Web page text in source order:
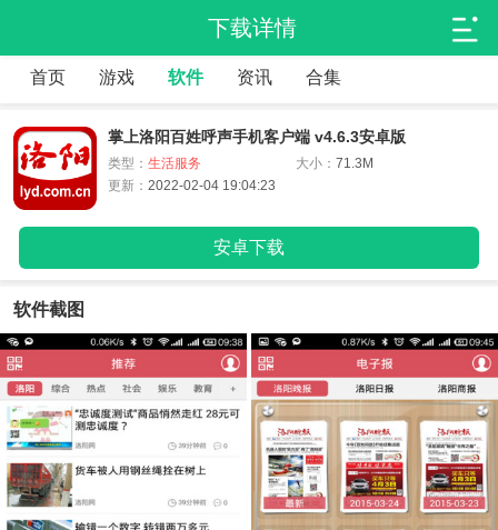
下载详情
首页 游戏 软件 资讯 合集
掌上洛阳百姓呼声手机客户端 v4.6.3安卓版
类型： 生活服务 大小：71.3M
更新： 2022-02-04 19:04:23
安卓下载
软件截图